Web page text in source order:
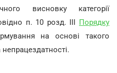
висновку категорії
п. 10 розд. III Порядку
на основі такого